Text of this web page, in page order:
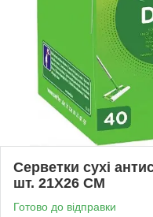
Серветки сухі
шт. 21X26 CM
Готово до відправки